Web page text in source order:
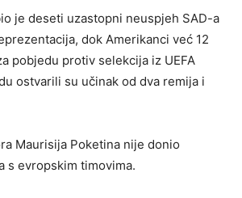
je deseti uzastopni neuspjeh SAD-a
dok Amerikanci već 12
pobjedu protiv selekcija iz UEFA
ostvarili su učinak od dva remija i
Maurisija Poketina nije donio
s evropskim timovima.